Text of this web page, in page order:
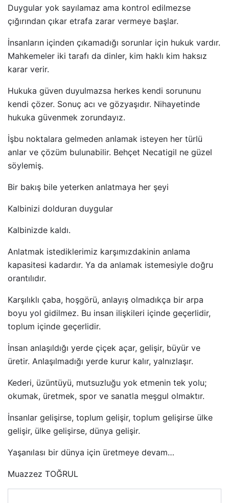
Duygular yok sayılamaz ama kontrol edilmezse
çığırından çıkar etrafa zarar vermeye başlar.
İnsanların içinden çıkamadığı sorunlar için hukuk vardır.
Mahkemeler iki tarafı da dinler, kim haklı kim haksız
karar verir.
Hukuka güven duyulmazsa herkes kendi sorununu
kendi çözer. Sonuç acı ve gözyaşıdır. Nihayetinde
hukuka güvenmek zorundayız.
İşbu noktalara gelmeden anlamak isteyen her türlü
anlar ve çözüm bulunabilir. Behçet Necatigil ne güzel
söylemiş.
Bir bakış bile yeterken anlatmaya her şeyi
Kalbinizi dolduran duygular
Kalbinizde kaldı.
Anlatmak istediklerimiz karşımızdakinin anlama
kapasitesi kadardır. Ya da anlamak istemesiyle doğru
orantılıdır.
Karşılıklı çaba, hoşgörü, anlayış olmadıkça bir arpa
boyu yol gidilmez. Bu insan ilişkileri içinde geçerlidir,
toplum içinde geçerlidir.
İnsan anlaşıldığı yerde çiçek açar, gelişir, büyür ve
üretir. Anlaşılmadığı yerde kurur kalır, yalnızlaşır.
Kederi, üzüntüyü, mutsuzluğu yok etmenin tek yolu;
okumak, üretmek, spor ve sanatla meşgul olmaktır.
İnsanlar gelişirse, toplum gelişir, toplum gelişirse ülke
gelişir, ülke gelişirse, dünya gelişir.
Yaşanılası bir dünya için üretmeye devam…
Muazzez TOĞRUL